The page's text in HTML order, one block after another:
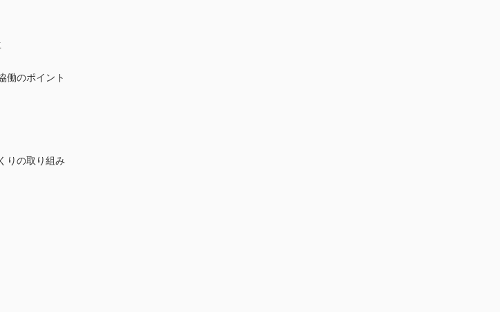
働のポイント
りの取り組み